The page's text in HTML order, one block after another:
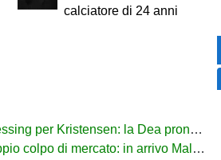
calciatore di 24 anni
Kristensen: la Dea pronta ad alzare l'offerta all'Udinese
di mercato: in arrivo Maldini e Kevin Carlos